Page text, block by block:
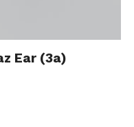
Ear (3a)